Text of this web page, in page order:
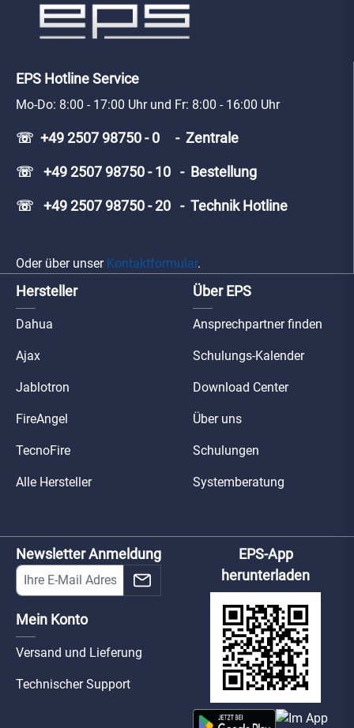
EPS Hotline Service
Mo-Do: 8:00 - 17:00 Uhr und Fr: 8:00 - 16:00 Uhr
☏ +49 2507 98750 - 0 - Zentrale
☏ +49 2507 98750 - 10 - Bestellung
☏ +49 2507 98750 - 20 - Technik Hotline
Oder über unser Kontaktformular.
Hersteller
Dahua
Ajax
Jablotron
FireAngel
TecnoFire
Alle Hersteller
Über EPS
Ansprechpartner finden
Schulungs-Kalender
Download Center
Über uns
Schulungen
Systemberatung
Newsletter Anmeldung
Mein Konto
Versand und Lieferung
Technischer Support
EPS-App
herunterladen